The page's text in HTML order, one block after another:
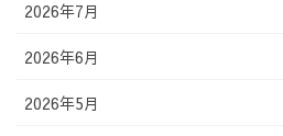
2026年7月
2026年6月
2026年5月